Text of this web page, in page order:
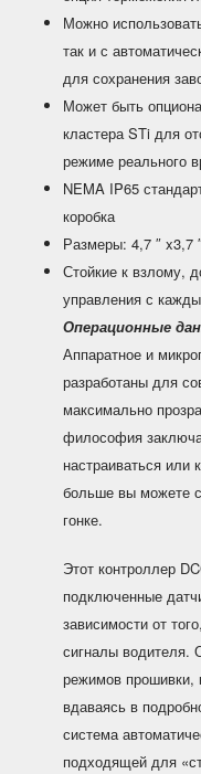
Можно
так и с
для сохранения
Может быть
кластера STi для
режиме реального
NEMA IP65
коробка
Размеры: 4,7 ″ x3,7
Стойкие к взлому,
управления с
Операционные
Аппаратное и
разработаны для
максимально
философия
настраиваться или
больше вы можете
гонке.
Этот контроллер
подключенные
зависимости от
сигналы водителя.
режимов прошивки,
вдаваясь в
система
подходящей для